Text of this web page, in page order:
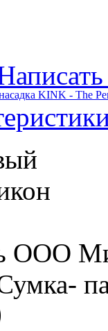
KINK - The
ООО